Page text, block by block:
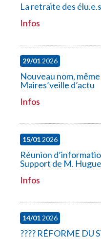
La retraite des
Infos
29/012026
Nouveau nom,
Maires’veille d’actu
Infos
15/012026
Réunion
Support de M.
Infos
14/012026
????️ RÉFORME DU